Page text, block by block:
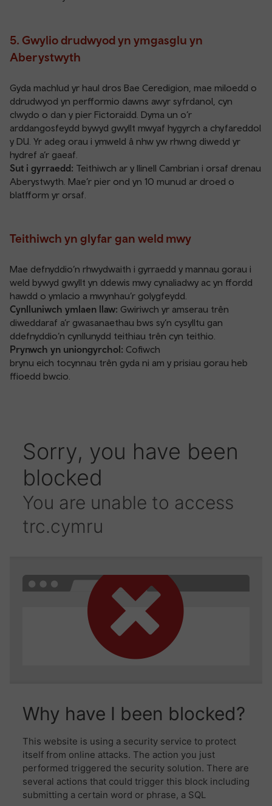
5. Gwylio drudwyod yn ymgasglu yn
Aberystwyth
Gyda machlud yr haul dros Bae Ceredigion, mae miloedd o
ddrudwyod yn perfformio dawns awyr syfrdanol, cyn
clwydo o dan y pier Fictoraidd. Dyma un o’r
arddangosfeydd bywyd gwyllt mwyaf hygyrch a chyfareddol
y DU. Yr adeg orau i ymweld â nhw yw rhwng diwedd yr
hydref a’r gaeaf.
Sut i gyrraedd: Teithiwch ar y llinell Cambrian i orsaf drenau
Aberystwyth . Mae’r pier ond yn 10 munud ar droed o
blatfform yr orsaf.
Teithiwch yn glyfar gan weld mwy
Mae defnyddio’n rhwydwaith i gyrraedd y mannau gorau i
weld bywyd gwyllt yn ddewis mwy cynaliadwy ac yn ffordd
hawdd o ymlacio a mwynhau’r golygfeydd.
Cynlluniwch ymlaen llaw: Gwiriwch yr amserau trên
diweddaraf a’r gwasanaethau bws sy’n cysylltu gan
ddefnyddio’n cynllunydd teithiau trên cyn teithio.
Prynwch yn uniongyrchol: Cofiwch
brynu eich tocynnau trên gyda ni am y prisiau gorau heb
ffioedd bwcio.